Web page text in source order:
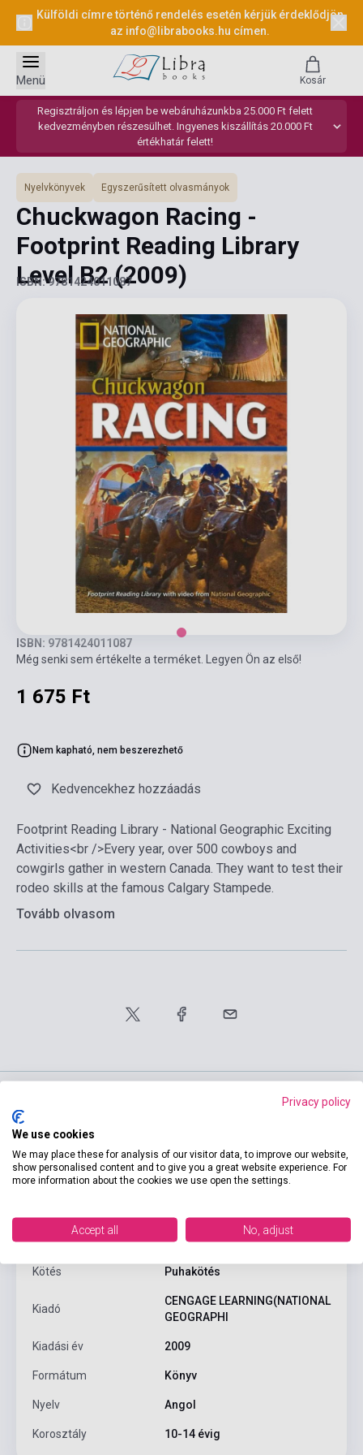
Külföldi címre történő rendelés esetén kérjük érdeklődjön
az info@librabooks.hu címen.
Regisztráljon és lépjen be webáruházunkba 25.000 Ft felett
kedvezményben részesülhet. Ingyenes kiszállítás 20.000 Ft
értékhatár felett!
Menü Kosár
Nyelvkönyvek Egyszerűsített olvasmányok
Chuckwagon Racing -
Footprint Reading Library
Level B2(2009)
ISBN: 9781424011087
ISBN: 9781424011087
Még senki sem értékelte a terméket. Legyen Ön az első!
1 675 Ft
Nem kapható, nem beszerezhető
Kedvencekhez hozzáadás
Footprint Reading Library - National Geographic Exciting
Activities<br />Every year, over 500 cowboys and
cowgirls gather in western Canada. They want to test their
rodeo skills at the famous Calgary Stampede.
Tovább olvasom
Termékjellemzők
ISBN 9781424011087
Oldalszám 32
Kötés Puhakötés
Kiadó
CENGAGE LEARNING(NATIONAL
GEOGRAPHI
Kiadási év 2009
Formátum Könyv
Nyelv Angol
Korosztály 10-14 évig
Privacy policy
We use cookies
We may place these for analysis of our visitor data, to improve our website,
show personalised content and to give you a great website experience. For
more information about the cookies we use open the settings.
Accept all No, adjust